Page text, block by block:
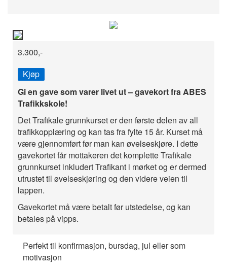
3.300,-
Kjøp
Gi en gave som varer livet ut – gavekort fra ABES
Trafikkskole!
Det Trafikale grunnkurset er den første delen av all
trafikkopplæring og kan tas fra fylte 15 år. Kurset må
være gjennomført før man kan øvelseskjøre. I dette
gavekortet får mottakeren det komplette Trafikale
grunnkurset inkludert Trafikant i mørket og er dermed
utrustet til øvelseskjøring og den videre veien til
lappen.
Gavekortet må være betalt før utstedelse, og kan
betales på vipps.
Perfekt til konfirmasjon, bursdag, jul eller som
motivasjon